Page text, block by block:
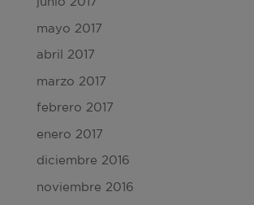
mayo 2017
abril 2017
marzo 2017
febrero 2017
enero 2017
diciembre 2016
noviembre 2016